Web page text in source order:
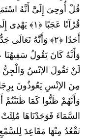
قُلْ أُوحِیَ إِلَیَّ أَنَّهُ
قُرْآنًا عَجَبًا
نَقْعُدُ مِنْهَا مَقَاعِدَ